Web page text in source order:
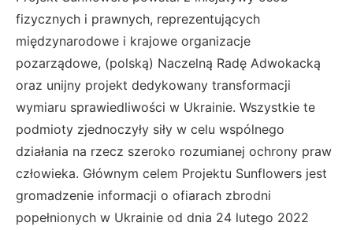
fizycznych i prawnych, reprezentujących
międzynarodowe i krajowe organizacje
pozarządowe, (polską) Naczelną Radę Adwokacką
oraz unijny projekt dedykowany transformacji
wymiaru sprawiedliwości w Ukrainie. Wszystkie te
podmioty zjednoczyły siły w celu wspólnego
działania na rzecz szeroko rozumianej ochrony praw
człowieka. Głównym celem Projektu Sunflowers jest
gromadzenie informacji o ofiarach zbrodni
popełnionych w Ukrainie od dnia 24 lutego 2022